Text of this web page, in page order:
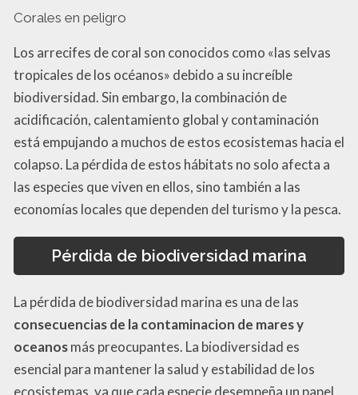
Corales en peligro
Los arrecifes de coral son conocidos como «las selvas
tropicales de los océanos» debido a su increíble
biodiversidad. Sin embargo, la combinación de
acidificación, calentamiento global y contaminación
está empujando a muchos de estos ecosistemas hacia el
colapso. La pérdida de estos hábitats no solo afecta a
las especies que viven en ellos, sino también a las
economías locales que dependen del turismo y la pesca.
Pérdida de biodiversidad marina
La pérdida de biodiversidad marina es una de las
consecuencias de la contaminacion de mares y
oceanosmás preocupantes. La biodiversidad es
esencial para mantener la salud y estabilidad de los
ecosistemas, ya que cada especie desempeña un papel